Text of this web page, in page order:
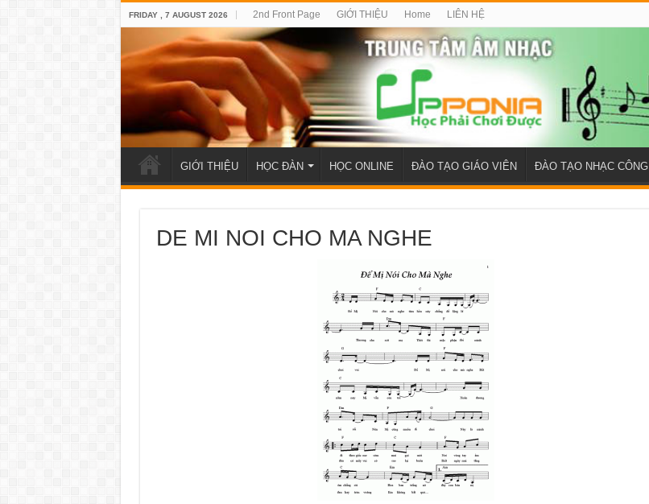
FRIDAY , 7 AUGUST 2026 2nd Front Page GIỚI THIỆU Home LIÊN HỆ
GIỚI THIỆU HỌC ĐÀN HỌC ONLINE ĐÀO TẠO GIÁO VIÊN ĐÀO TẠO NHẠC CÔNG
DE MI NOI CHO MA NGHE